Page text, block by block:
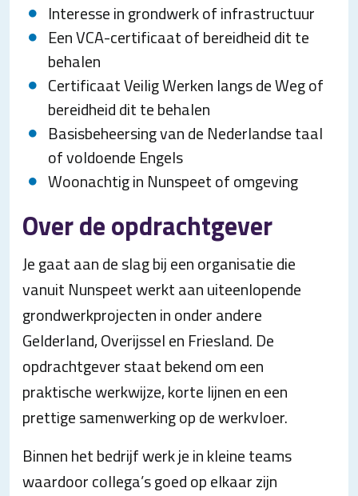
Interesse in grondwerk of infrastructuur
Een VCA-certificaat of bereidheid dit te
behalen
Certificaat Veilig Werken langs de Weg of
bereidheid dit te behalen
Basisbeheersing van de Nederlandse taal
of voldoende Engels
Woonachtig in Nunspeet of omgeving
Over de opdrachtgever
Je gaat aan de slag bij een organisatie die
vanuit Nunspeet werkt aan uiteenlopende
grondwerkprojecten in onder andere
Gelderland, Overijssel en Friesland. De
opdrachtgever staat bekend om een
praktische werkwijze, korte lijnen en een
prettige samenwerking op de werkvloer.
Binnen het bedrijf werk je in kleine teams
waardoor collega’s goed op elkaar zijn